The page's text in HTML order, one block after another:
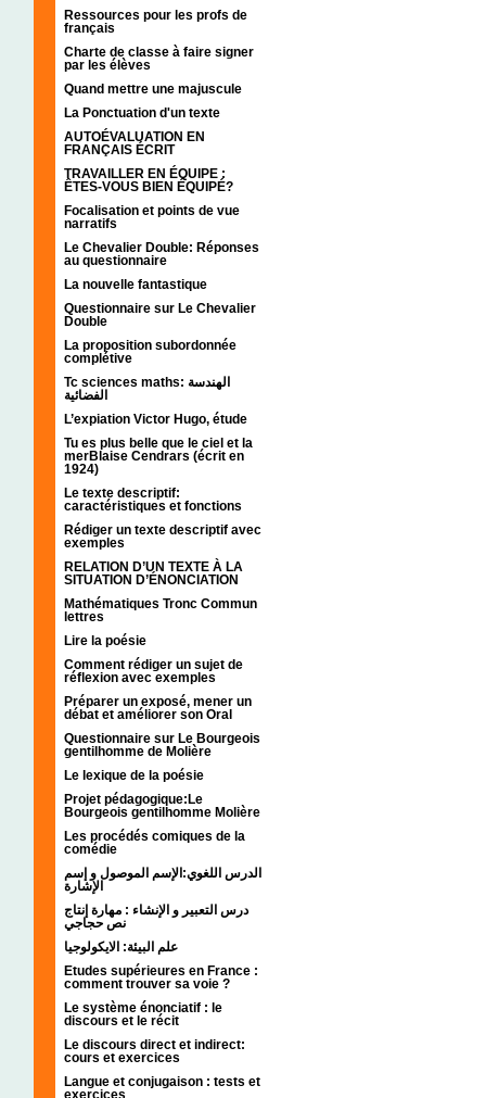
Ressources pour les profs de
français
Charte de classe à faire signer
par les élèves
Quand mettre une majuscule
La Ponctuation d'un texte
AUTOÉVALUATION EN
FRANÇAIS ÉCRIT
TRAVAILLER EN ÉQUIPE :
ÊTES-VOUS BIEN ÉQUIPÉ?
Focalisation et points de vue
narratifs
Le Chevalier Double: Réponses
au questionnaire
La nouvelle fantastique
Questionnaire sur Le Chevalier
Double
La proposition subordonnée
complétive
Tc sciences maths: الهندسة
الفضائية
L’expiation Victor Hugo, étude
Tu es plus belle que le ciel et la
merBlaise Cendrars (écrit en
1924)
Le texte descriptif:
caractéristiques et fonctions
Rédiger un texte descriptif avec
exemples
RELATION D’UN TEXTE À LA
SITUATION D’ÉNONCIATION
Mathématiques Tronc Commun
lettres
Lire la poésie
Comment rédiger un sujet de
réflexion avec exemples
Préparer un exposé, mener un
débat et améliorer son Oral
Questionnaire sur Le Bourgeois
gentilhomme de Molière
Le lexique de la poésie
Projet pédagogique:Le
Bourgeois gentilhomme Molière
Les procédés comiques de la
comédie
الدرس اللغوي:الإسم الموصول و إسم
الإشارة
درس التعبير و الإنشاء : مهارة إنتاج
نص حجاجي
علم البيئة: الايكولوجيا
Etudes supérieures en France :
comment trouver sa voie ?
Le système énonciatif : le
discours et le récit
Le discours direct et indirect:
cours et exercices
Langue et conjugaison : tests et
exercices